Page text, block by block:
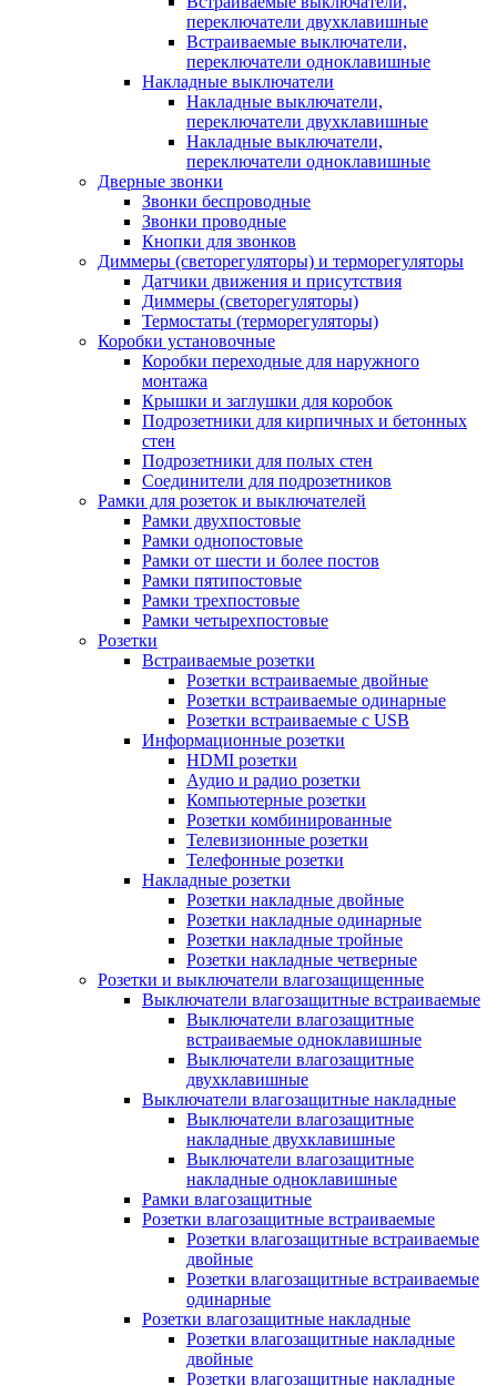
переключатели двухклавишные
Встраиваемые выключатели,
переключатели одноклавишные
Накладные выключатели
Накладные выключатели,
переключатели двухклавишные
Накладные выключатели,
переключатели одноклавишные
Дверные звонки
Звонки беспроводные
Звонки проводные
Кнопки для звонков
Диммеры (светорегуляторы) и терморегуляторы
Датчики движения и присутствия
Диммеры (светорегуляторы)
Термостаты (терморегуляторы)
Коробки установочные
Коробки переходные для наружного
монтажа
Крышки и заглушки для коробок
Подрозетники для кирпичных и бетонных
стен
Подрозетники для полых стен
Соединители для подрозетников
Рамки для розеток и выключателей
Рамки двухпостовые
Рамки однопостовые
Рамки от шести и более постов
Рамки пятипостовые
Рамки трехпостовые
Рамки четырехпостовые
Розетки
Встраиваемые розетки
Розетки встраиваемые двойные
Розетки встраиваемые одинарные
Розетки встраиваемые с USB
Информационные розетки
HDMI розетки
Аудио и радио розетки
Компьютерные розетки
Розетки комбинированные
Телевизионные розетки
Телефонные розетки
Накладные розетки
Розетки накладные двойные
Розетки накладные одинарные
Розетки накладные тройные
Розетки накладные четверные
Розетки и выключатели влагозащищенные
Выключатели влагозащитные встраиваемые
Выключатели влагозащитные
встраиваемые одноклавишные
Выключатели влагозащитные
двухклавишные
Выключатели влагозащитные накладные
Выключатели влагозащитные
накладные двухклавишные
Выключатели влагозащитные
накладные одноклавишные
Рамки влагозащитные
Розетки влагозащитные встраиваемые
Розетки влагозащитные встраиваемые
двойные
Розетки влагозащитные встраиваемые
одинарные
Розетки влагозащитные накладные
Розетки влагозащитные накладные
двойные
Розетки влагозащитные накладные